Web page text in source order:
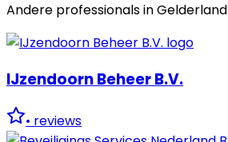
Andere professionals inGelderland
IJzendoorn Beheer B.V.
• reviews